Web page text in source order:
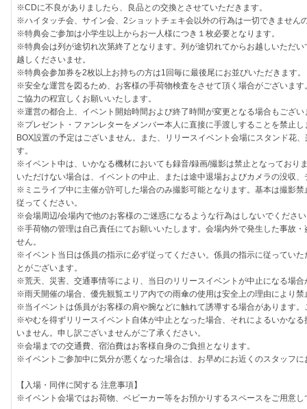
※CDに不良がありましたら、良品との交換とさせていただきます。
※ハイタッチ会、サイン会、2ショットチェキ会以外の行為は一切できません
※特典会ご参加は小学生以上からお一人様につき１枚必要となります。
※特典会は列が途切れ次第終了となります。列が途切れてからお越しいただ
越しくださいませ。
※特典会参加券を2枚以上お持ちの方は1回毎に最後尾にお並びいただきます。
※安全な運営を図るため、お客様の手荷物検査をさせて頂く場合がございま
ご協力の程宜しくお願いいたします。
※運営の都合上、イベント開始時間および終了時間が変更となる場合もござ
※プレゼント・ファンレターをメンバー本人に直接に手渡しすることを禁止
BOX設置の予定はございません。また、リリースイベント会場にスタンド花
す。
※イベント中は、いかなる機材においても録音/録画/撮影は禁止となっており
いただけない場合は、イベントの中止、または途中退場およびカメラの没収
※ミニライブ中に主催が許可した場合のみ撮影可能となります。基本は撮影
従ってください。
※会場周辺/会場内で他のお客様のご迷惑になるような行為はしないでくださ
※手荷物の管理は自己責任にてお願いいたします。会場内外で発生した事故
せん。
※イベント当日は係員の指示に必ず従ってください。係員の指示に従ってい
とがございます。
※荒天、災害、交通事情等により、当日のリリースイベントが中止になる場合
※雨天開催の場合、優先観覧エリア内での雨傘の使用は安全上の理由により
※当イベントは係員がお客様の肩や腕などに触れて誘導する場合があります
※やむを得ずリリースイベント自体が中止となった場合、それによるいかな
いません。申し訳ございませんがご了承ください。
※会場までの交通費、宿泊費はお客様自身のご負担となります。
※イベントご参加中に気分が悪くなった場合は、お早めにお近くのスタッフ
【入場・同伴に関する 注意事項】
※イベント会場ではお荷物、ベビーカー等をお預かりするスペースをご用意